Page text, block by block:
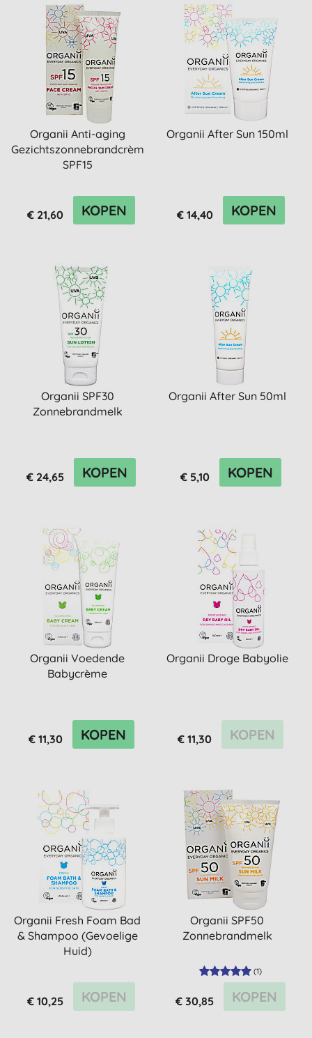
Organii Anti-aging
Gezichtszonnebrandcrème
SPF15
€ 21,60 KOPEN
Organii After Sun 150ml
€ 14,40 KOPEN
Organii SPF30
Zonnebrandmelk
€ 24,65 KOPEN
Organii After Sun 50ml
€ 5,10 KOPEN
Organii Voedende
Babycrème
€ 11,30 KOPEN
Organii Droge Babyolie
€ 11,30 KOPEN
Organii Fresh Foam Bad
& Shampoo (Gevoelige
Huid)
€ 10,25 KOPEN
Organii SPF50
Zonnebrandmelk
(1)
€ 30,85 KOPEN